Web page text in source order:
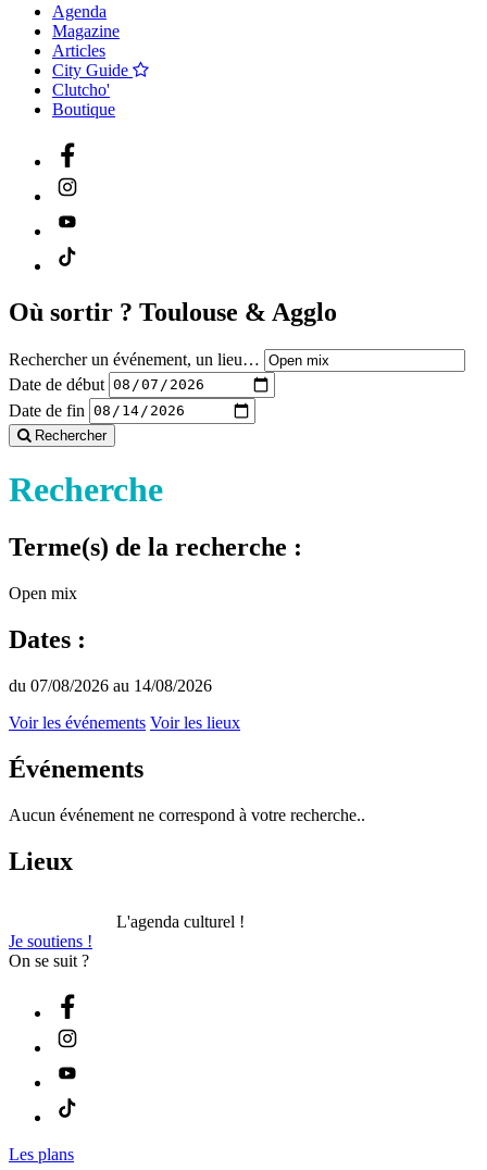
Agenda
Magazine
Articles
City Guide
Clutcho'
Boutique
Où sortir ? Toulouse & Agglo
Rechercher un événement, un lieu…
Date de début
Date de fin
Rechercher
Recherche
Terme(s) de la recherche :
Open mix
Dates :
du 07/08/2026 au 14/08/2026
Voir les événements Voir les lieux
Événements
Aucun événement ne correspond à votre recherche..
Lieux
L'agenda culturel !
Je soutiens !
On se suit ?
Les plans